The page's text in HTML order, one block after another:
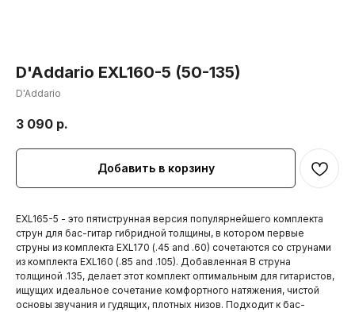
D'Addario EXL160-5 (50-135)
D'Addario
3 090 р.
Добавить в корзину
EXL165-5 - это пятиструнная версия популярнейшего комплекта
струн для бас-гитар гибридной толщины, в котором первые
струны из комплекта EXL170 (.45 and .60) сочетаются со струнами
из комплекта EXL160 (.85 and .105). Добавленная В струна
толщиной .135, делает этот комплект оптимальным для гитаристов,
ищущих идеальное сочетание комфортного натяжения, чистой
основы звучания и гудящих, плотных низов. Подходит к бас-